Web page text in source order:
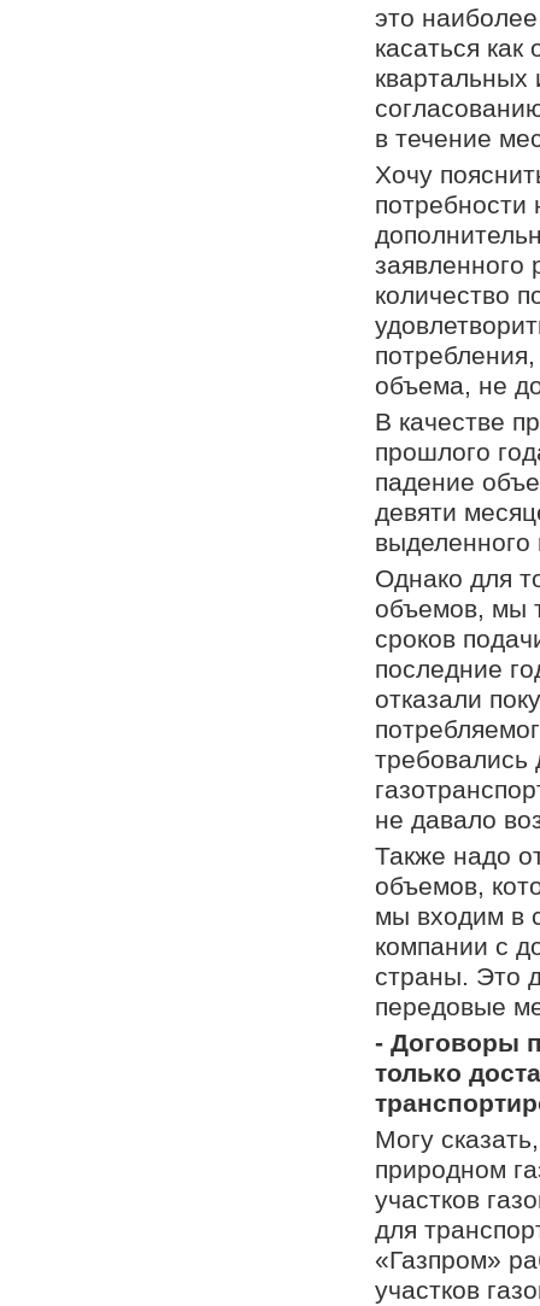
это
касаться
квартальных
в течение
Хочу
потребности
заявленного
количество
объема, не
В качестве
прошлого
падение
девяти
Однако для
объемов, мы
сроков
последние
отказали
не давало
Также надо
объемов,
мы входим в
компании с
страны. Это
передовые
- Договоры
только
Могу
природном
участков
для
«Газпром»
участков